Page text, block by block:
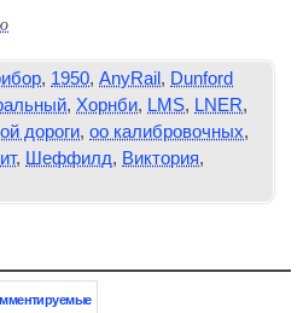
, 1950,AnyRail , Dunford
,Хорнби, LMS, LNER,
дороги,оо калибровочных,
, Шеффилд, Виктория,